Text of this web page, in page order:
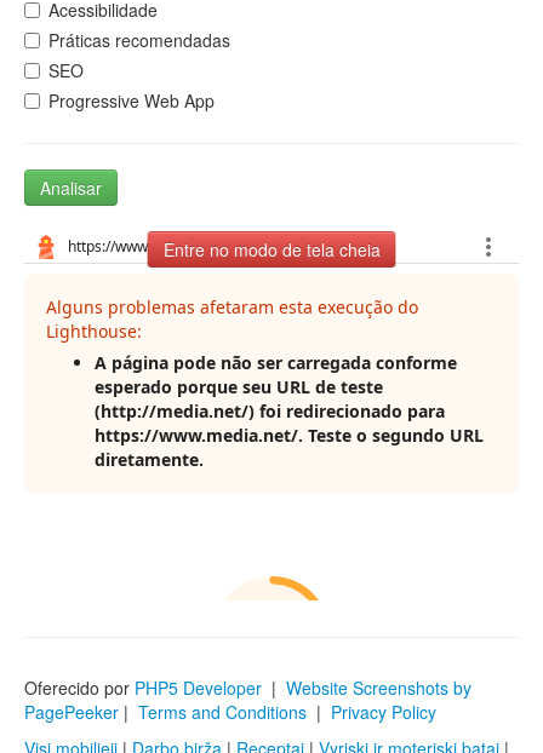
Acessibilidade
Práticas recomendadas
SEO
Progressive Web App
Analisar
Entre no modo de tela cheia
Oferecido por PHP5 Developer | Website Screenshots by
PagePeeker | Terms and Conditions | Privacy Policy